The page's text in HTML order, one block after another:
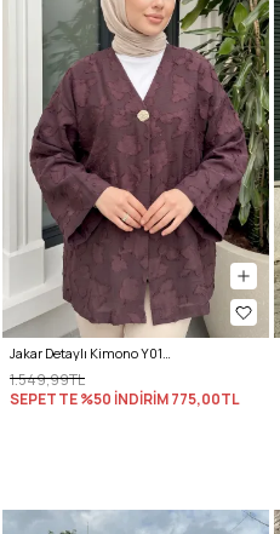
Jakar Detaylı Kimono Y0111 - MÜRDÜM
1.549,99TL
SEPETTE %50 İNDİRİM775,00TL